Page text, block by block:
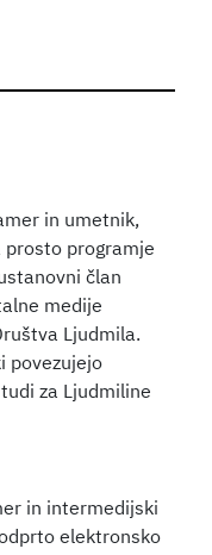
in umetnik,
prosto programje
član
medije
Ljudmila.
povezujejo
za Ljudmiline
in intermedijski
elektronsko